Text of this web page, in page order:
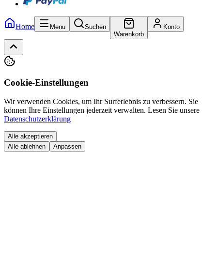
Home Menu
Suchen
Warenkorb
Konto
Cookie-Einstellungen
Wir verwenden Cookies, um Ihr Surferlebnis zu verbessern. Sie
können Ihre Einstellungen jederzeit verwalten. Lesen Sie unsere
Datenschutzerklärung
Alle akzeptieren
Alle ablehnen
Anpassen